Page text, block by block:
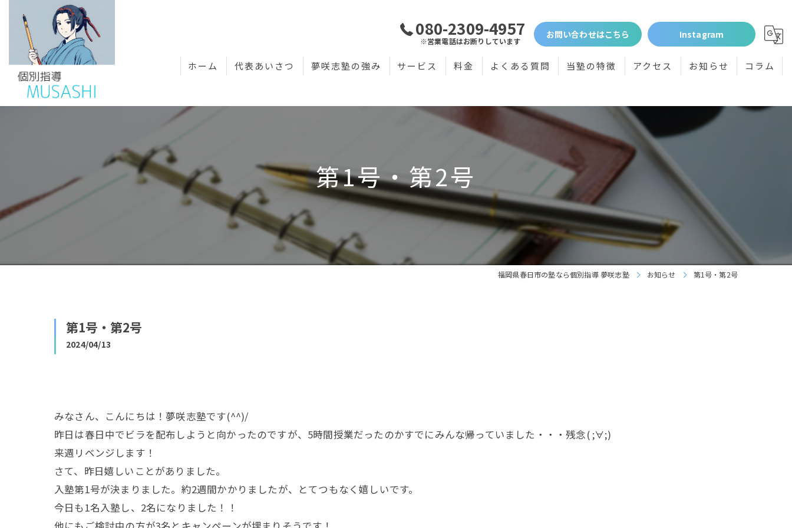
080-2309-4957
※営業電話はお断りしています
お問い合わせはこちら Instagram
ホーム 代表あいさつ 夢咲志塾の強み サービス 料金 よくある質問 当塾の特徴
個別指導
小学生
中学生
高校受験
体験
アクセス お知らせ コラム
第1号・第2号
福岡県春日市の塾なら個別指導 夢咲志塾 お知らせ 第1号・第2号
第1号・第2号
2024/04/13
みなさん、こんにちは！夢咲志塾です(^^)/
昨日は春日中でビラを配布しようと向かったのですが、5時間授業だったのかすでにみんな帰っていました・・・残念( ;∀;)
来週リベンジします！
さて、昨日嬉しいことがありました。
入塾第1号が決まりました。約2週間かかりましたが、とてつもなく嬉しいです。
今日も1名入塾し、2名になりました！！